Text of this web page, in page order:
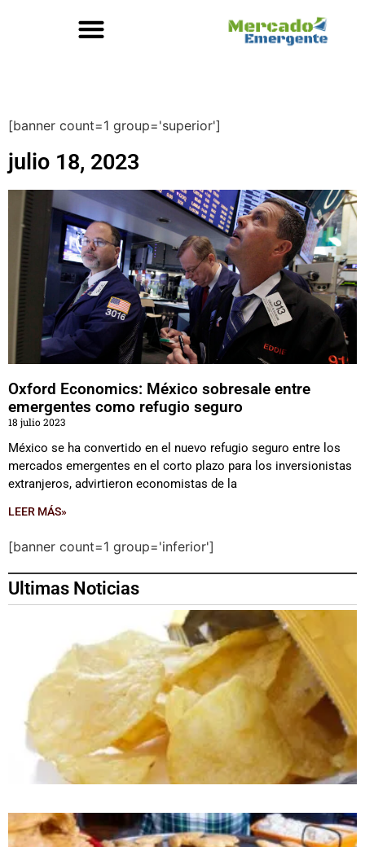
[banner count=1 group='superior']
julio 18, 2023
Oxford Economics: México sobresale entre
emergentes como refugio seguro
18 julio 2023
México se ha convertido en el nuevo refugio seguro entre los
mercados emergentes en el corto plazo para los inversionistas
extranjeros, advirtieron economistas de la
LEER MÁS»
[banner count=1 group='inferior']
Ultimas Noticias